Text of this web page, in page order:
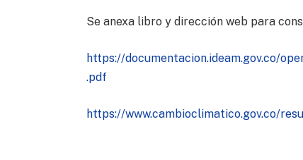
Se anexa libro y dirección web para
https://documentacion.ideam.gov.co/
.pdf
https://www.cambioclimatico.gov.co/